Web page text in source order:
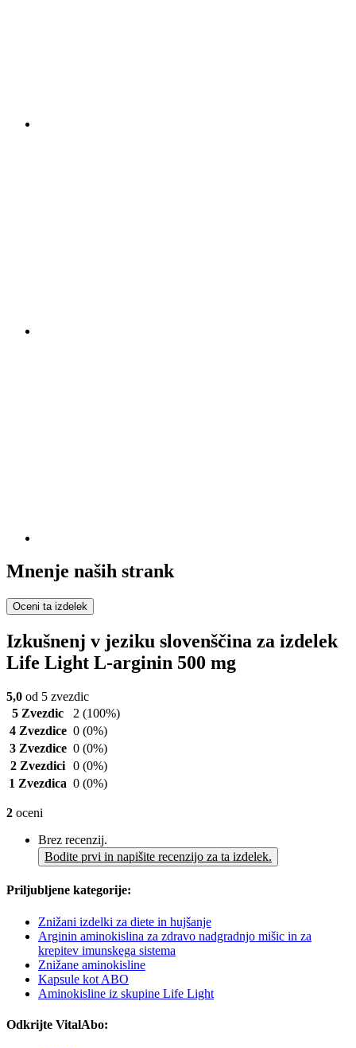
Mnenje naših strank
Oceni ta izdelek
Izkušnenj v jeziku slovenščina za izdelek
Life Light L-arginin 500 mg
5,0 od 5 zvezdic
5 Zvezdic
2 (100%)
4 Zvezdice 0 (0%)
3 Zvezdice 0 (0%)
2 Zvezdici 0 (0%)
1 Zvezdica 0 (0%)
2 oceni
Brez recenzij.
Bodite prvi in napišite recenzijo za ta izdelek.
Priljubljene kategorije:
Znižani izdelki za diete in hujšanje
Arginin aminokislina za zdravo nadgradnjo mišic in za
krepitev imunskega sistema
Znižane aminokisline
Kapsule kot ABO
Aminokisline iz skupine Life Light
Odkrijte VitalAbo: